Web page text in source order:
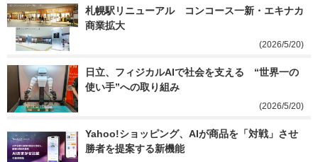
札幌駅リニューアル　コンコース一新・エキナカ
商業拡大
(2026/5/20)
日立、フィジカルAIで社会を支える　“世界一の
使い手”への取り組み
(2026/5/20)
Yahoo!ショッピング、AIが商品を「対戦」させ
勝者を提案する新機能